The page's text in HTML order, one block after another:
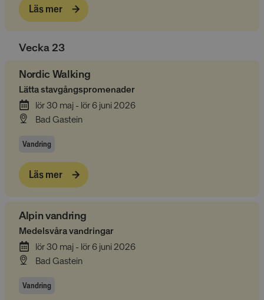
Läs mer
Vecka 23
Nordic Walking
Lätta stavgångspromenader
lör 30 maj - lör 6 juni 2026
Bad Gastein
Vandring
Läs mer
Alpin vandring
Medelsvåra vandringar
lör 30 maj - lör 6 juni 2026
Bad Gastein
Vandring